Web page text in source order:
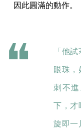
因此圓滿的動作。
「他
眼珠，
刺不
下，才
旋即一